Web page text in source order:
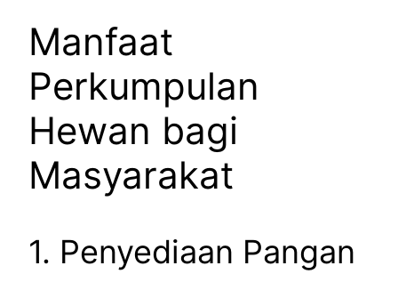
Manfaat
Perkumpulan
Hewan bagi
Masyarakat
1. Penyediaan Pangan